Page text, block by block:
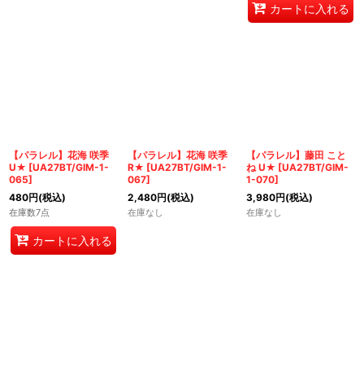
カートに入れる
【パラレル】花海 咲季
U★ [UA27BT/GIM-1-
065]
480円(税込)
在庫数7点
カートに入れる
【パラレル】花海 咲季
R★ [UA27BT/GIM-1-
067]
2,480円(税込)
在庫なし
【パラレル】藤田 こと
ね U★ [UA27BT/GIM-
1-070]
3,980円(税込)
在庫なし